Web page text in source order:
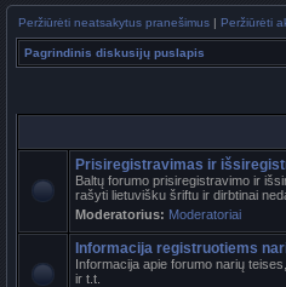
Peržiūrėti neatsakytus pranešimus | Peržiūrėti
Pagrindinis diskusijų puslapis
Prisiregistravimas ir
Baltų forumo prisiregistravimo ir
rašyti lietuvišku šriftu ir dirbtinai
Moderatorius: Moderatoriai
Informacija registruotiems
Informacija apie forumo narių
ir t.t.